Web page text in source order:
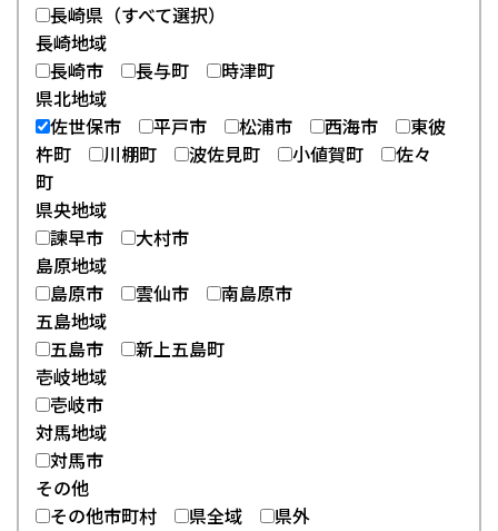
長崎県（すべて選択）
長崎地域
長崎市
長与町
時津町
県北地域
佐世保市
平戸市 松浦市 西海市
東彼
杵町
川棚町 波佐見町 小値賀町
佐々
町
県央地域
諫早市
大村市
島原地域
島原市
雲仙市
南島原市
五島地域
五島市
新上五島町
壱岐地域
壱岐市
対馬地域
対馬市
その他
その他市町村
県全域 県外